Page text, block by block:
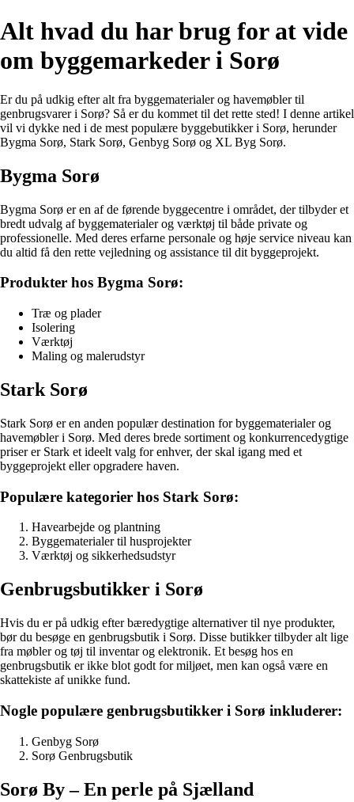
Alt hvad du har brug for at vide
om byggemarkeder i Sorø
Er du på udkig efter alt fra byggematerialer og havemøbler til
genbrugsvarer i Sorø? Så er du kommet til det rette sted! I denne artikel
vil vi dykke ned i de mest populære byggebutikker i Sorø, herunder
Bygma Sorø, Stark Sorø, Genbyg Sorø og XL Byg Sorø.
Bygma Sorø
Bygma Sorø er en af de førende byggecentre i området, der tilbyder et
bredt udvalg af byggematerialer og værktøj til både private og
professionelle. Med deres erfarne personale og høje service niveau kan
du altid få den rette vejledning og assistance til dit byggeprojekt.
Produkter hos Bygma Sorø:
Træ og plader
Isolering
Værktøj
Maling og malerudstyr
Stark Sorø
Stark Sorø er en anden populær destination for byggematerialer og
havemøbler i Sorø. Med deres brede sortiment og konkurrencedygtige
priser er Stark et ideelt valg for enhver, der skal igang med et
byggeprojekt eller opgradere haven.
Populære kategorier hos Stark Sorø:
Havearbejde og plantning
Byggematerialer til husprojekter
Værktøj og sikkerhedsudstyr
Genbrugsbutikker i Sorø
Hvis du er på udkig efter bæredygtige alternativer til nye produkter,
bør du besøge en genbrugsbutik i Sorø. Disse butikker tilbyder alt lige
fra møbler og tøj til inventar og elektronik. Et besøg hos en
genbrugsbutik er ikke blot godt for miljøet, men kan også være en
skattekiste af unikke fund.
Nogle populære genbrugsbutikker i Sorø inkluderer:
Genbyg Sorø
Sorø Genbrugsbutik
Sorø By – En perle på Sjælland